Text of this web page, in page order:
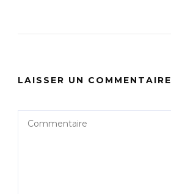
LAISSER UN COMMENTAIRE